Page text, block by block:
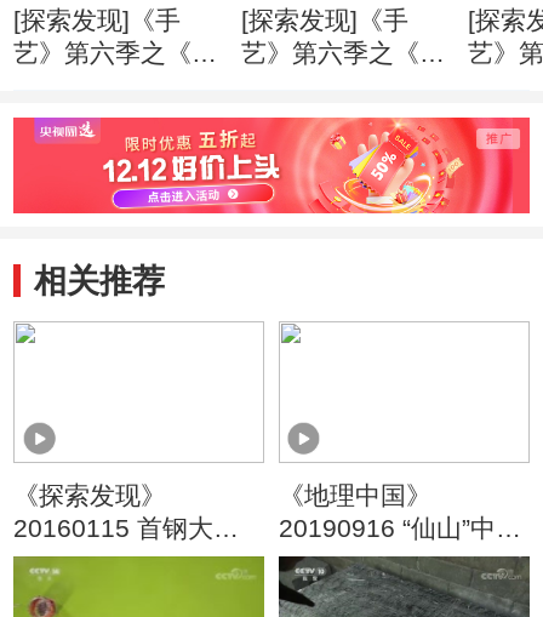
[探索发现]《手
艺》第六季之《万
木雕的制作环节
[探索发现]《手
艺》第六季之《姑
塑模的过程
[探索
艺》
如何
后的
相关推荐
《探索发现》
20160115 首钢大搬
迁 第四集 巨人之梦
《地理中国》
20190916 “仙山”中的
秘密·茅山绝景